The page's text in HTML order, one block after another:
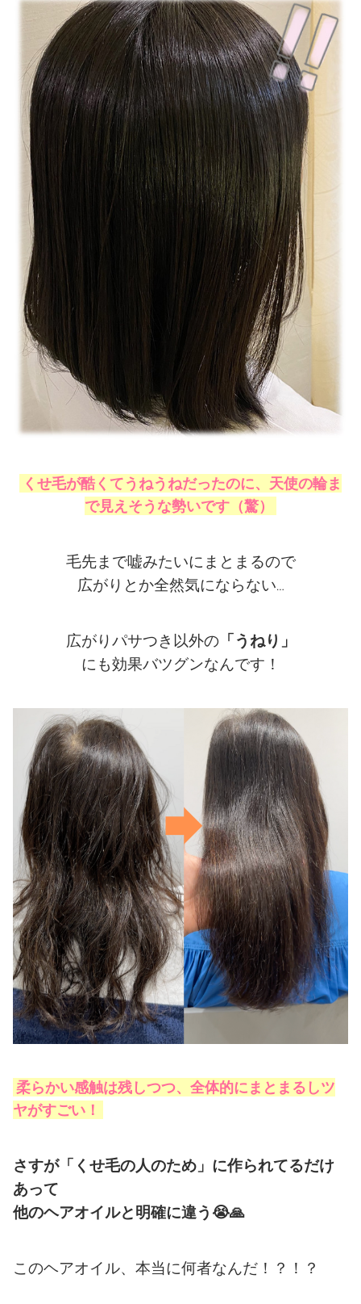
くせ毛が酷くてうねうねだったのに、天使の輪ま
で見えそうな勢いです（驚）
毛先まで嘘みたいにまとまるので
広がりとか全然気にならない…
広がりパサつき以外の「うねり」
にも効果バツグンなんです！
柔らかい感触は残しつつ、全体的にまとまるしツ
ヤがすごい！
さすが「くせ毛の人のため」に作られてるだけ
あって
他のヘアオイルと明確に違う 😭🙏
このヘアオイル、本当に何者なんだ！？！？